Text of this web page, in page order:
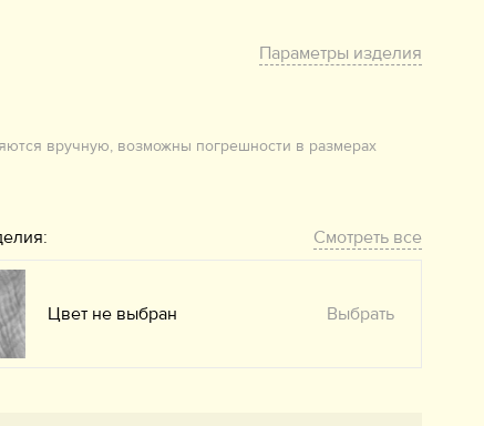
Параметры изделия
вручную, возможны погрешности в размерах
Смотреть все
Цвет не выбран Выбрать